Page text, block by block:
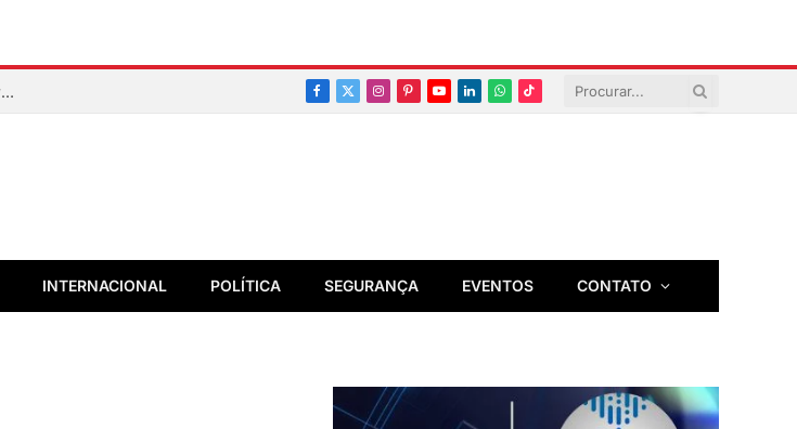
PM reage a assalto e mata suspeito durante abordagem em Salvador
Facebook
X
Instagram
PinterestYouTubeLinkedInWhatsapp
TikTok
INTERNACIONAL POLÍTICA SEGURANÇA EVENTOS CONTATO